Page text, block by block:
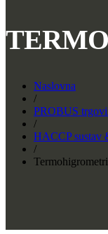
Naslovna
/
PROBUS
/
HACCP sustav
/
Termohigrometri